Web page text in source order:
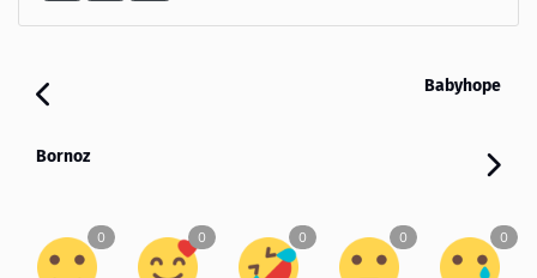
Babyhope
Bornoz